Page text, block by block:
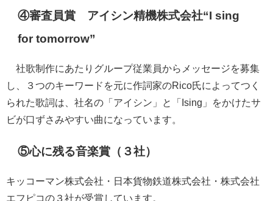
④審査員賞 アイシン精機株式会社“I sing
for tomorrow”
社歌制作にあたりグループ従業員からメッセージを募集
し、３つのキーワードを元に作詞家のRico氏によってつく
られた歌詞は、社名の「アイシン」と「Ising」をかけたサ
ビが口ずさみやすい曲になっています。
⑤心に残る音楽賞（３社）
キッコーマン株式会社・日本貨物鉄道株式会社・株式会社
エフピコの３社が受賞しています。